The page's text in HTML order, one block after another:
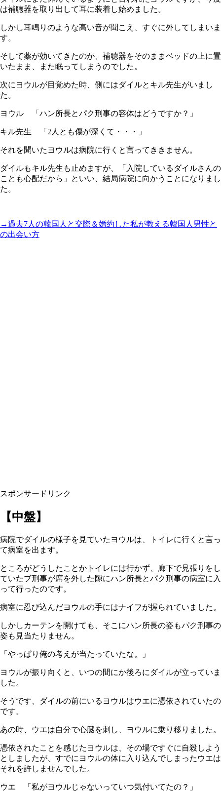
は補聴器を取り出して耳に装着し始めました。
しかし耳鳴りのような高い音が聞こえ、すぐに外してしまいま
す。
そして薬が効いてきたのか、補聴器をそのままベッドの上に置
いたまま、また眠ってしまうのでした。
次にヨウルが目覚めた時、側にはダイルとキル先生がいまし
た。
ヨウル 「ハン所長とパク刑事の容体はどうですか？」
キル先生 「2人とも傷が深くて・・・」
それを聞いたヨウルは病院に行くと言ってききません。
ダイルもキル先生も止めますが、「入院しているダイルさんの
ことも心配だから」といい、結局病院に向かうことになりまし
た。
→過去7人の韓国人と交際＆婚約した私が教える韓国人男性と
の出会い方
スポンサードリンク
【中盤】
病院でダイルの様子を見ていたヨウルは、トイレに行くと言っ
て病室を出ます。
ところがどうしたことかトイレには行かず、廊下で見張りをし
ていたブ刑事が席を外した隙にハン所長とパク刑事の病室に入
って行ったのです。
病室に忍び込んだヨウルの手にはナイフが握られていました。
しかしカーテンを開けても、そこにハン所長の姿もパク刑事の
姿も見当たりません。
「やっぱり俺の考えが当たっていたな。」
ヨウルが振り向くと、いつの間にか後ろにダイルが立っていま
した。
そうです、ダイルの前にいるヨウルはウエに憑依されていたの
です。
あの時、ウエは自分で心臓を刺し、ヨウルに乗り移りました。
憑依されたことを感じたヨウルは、その場ですぐに自殺しよう
としましたが、すでにヨウルの体に入り込んでしまったウエは
それを許しませんでした。
ウエ 「私がヨウルじゃないっていつ気付いてたの？」